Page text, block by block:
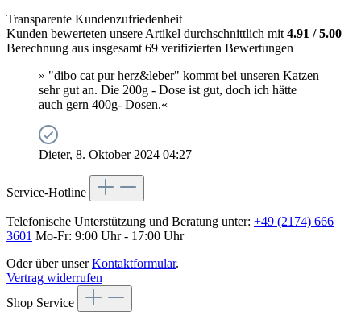
Transparente Kundenzufriedenheit
Kunden bewerteten unsere Artikel durchschnittlich mit 4.91 / 5.00
Berechnung aus insgesamt 69 verifizierten Bewertungen
» "dibo cat pur herz&leber" kommt bei unseren Katzen
sehr gut an. Die 200g - Dose ist gut, doch ich hätte
auch gern 400g- Dosen.«
Dieter, 8. Oktober 2024 04:27
Service-Hotline
Telefonische Unterstützung und Beratung unter: +49 (2174) 666
3601 Mo-Fr: 9:00 Uhr - 17:00 Uhr
Oder über unserKontaktformular.
Vertrag widerrufen
Shop Service